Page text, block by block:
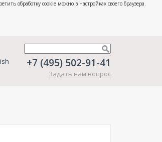
обработку cookie можно в настройках своего браузера.
+7 (495) 502-91-41
Задать нам вопрос